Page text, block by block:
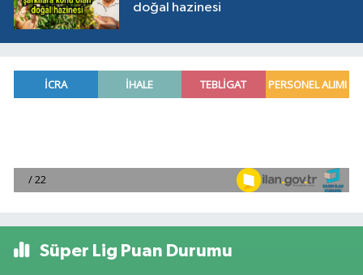
doğal hazinesi
Süper Lig Puan Durumu